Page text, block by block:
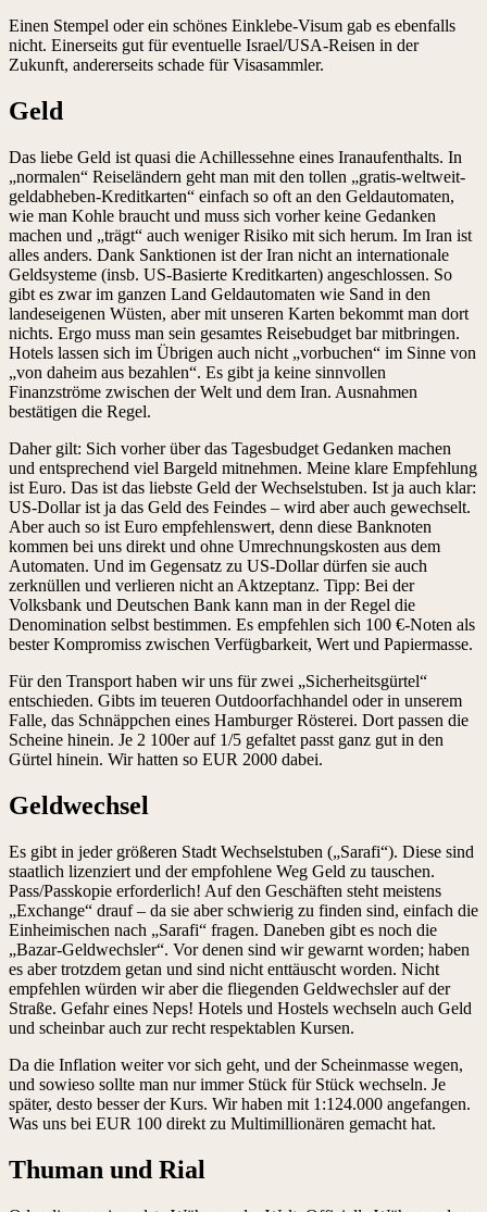
Einen Stempel oder ein schönes Einklebe-Visum gab es ebenfalls
nicht. Einerseits gut für eventuelle Israel/USA-Reisen in der
Zukunft, andererseits schade für Visasammler.
Geld
Das liebe Geld ist quasi die Achillessehne eines Iranaufenthalts. In
„normalen“ Reiseländern geht man mit den tollen „gratis-weltweit-
geldabheben-Kreditkarten“ einfach so oft an den Geldautomaten,
wie man Kohle braucht und muss sich vorher keine Gedanken
machen und „trägt“ auch weniger Risiko mit sich herum. Im Iran ist
alles anders. Dank Sanktionen ist der Iran nicht an internationale
Geldsysteme (insb. US-Basierte Kreditkarten) angeschlossen. So
gibt es zwar im ganzen Land Geldautomaten wie Sand in den
landeseigenen Wüsten, aber mit unseren Karten bekommt man dort
nichts. Ergo muss man sein gesamtes Reisebudget bar mitbringen.
Hotels lassen sich im Übrigen auch nicht „vorbuchen“ im Sinne von
„von daheim aus bezahlen“. Es gibt ja keine sinnvollen
Finanzströme zwischen der Welt und dem Iran. Ausnahmen
bestätigen die Regel.
Daher gilt: Sich vorher über das Tagesbudget Gedanken machen
und entsprechend viel Bargeld mitnehmen. Meine klare Empfehlung
ist Euro. Das ist das liebste Geld der Wechselstuben. Ist ja auch klar:
US-Dollar ist ja das Geld des Feindes – wird aber auch gewechselt.
Aber auch so ist Euro empfehlenswert, denn diese Banknoten
kommen bei uns direkt und ohne Umrechnungskosten aus dem
Automaten. Und im Gegensatz zu US-Dollar dürfen sie auch
zerknüllen und verlieren nicht an Aktzeptanz. Tipp: Bei der
Volksbank und Deutschen Bank kann man in der Regel die
Denomination selbst bestimmen. Es empfehlen sich 100 €-Noten als
bester Kompromiss zwischen Verfügbarkeit, Wert und Papiermasse.
Für den Transport haben wir uns für zwei „Sicherheitsgürtel“
entschieden. Gibts im teueren Outdoorfachhandel oder in unserem
Falle, das Schnäppchen eines Hamburger Rösterei. Dort passen die
Scheine hinein. Je 2 100er auf 1/5 gefaltet passt ganz gut in den
Gürtel hinein. Wir hatten so EUR 2000 dabei.
Geldwechsel
Es gibt in jeder größeren Stadt Wechselstuben („Sarafi“). Diese sind
staatlich lizenziert und der empfohlene Weg Geld zu tauschen.
Pass/Passkopie erforderlich! Auf den Geschäften steht meistens
„Exchange“ drauf – da sie aber schwierig zu finden sind, einfach die
Einheimischen nach „Sarafi“ fragen. Daneben gibt es noch die
„Bazar-Geldwechsler“. Vor denen sind wir gewarnt worden; haben
es aber trotzdem getan und sind nicht enttäuscht worden. Nicht
empfehlen würden wir aber die fliegenden Geldwechsler auf der
Straße. Gefahr eines Neps! Hotels und Hostels wechseln auch Geld
und scheinbar auch zur recht respektablen Kursen.
Da die Inflation weiter vor sich geht, und der Scheinmasse wegen,
und sowieso sollte man nur immer Stück für Stück wechseln. Je
später, desto besser der Kurs. Wir haben mit 1:124.000 angefangen.
Was uns bei EUR 100 direkt zu Multimillionären gemacht hat.
Thuman und Rial